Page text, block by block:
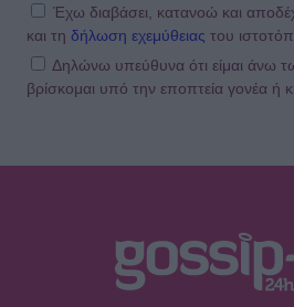
Έχω διαβάσει, κατανοώ και
και τη δήλωση εχεμύθειας του
Δηλώνω υπεύθυνα ότι είμαι άνω
βρίσκομαι υπό την εποπτεία γονέα ή